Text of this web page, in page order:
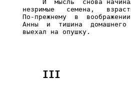
И  мысль  снова
незримые   семена,
По-прежнему  в
Анны  и  тишина  домашнего